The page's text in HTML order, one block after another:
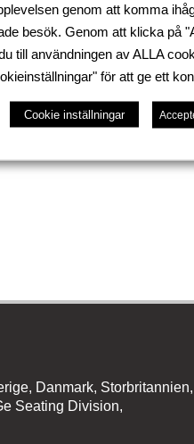
och detta medför att
Danmark,
Seating Division,
genom att komma
besök. Genom att klicka på
till användningen av ALLA
för att ge ett
Cookie inställningar